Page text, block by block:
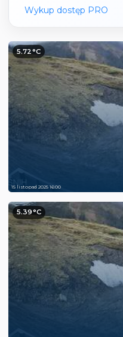
Wykup dostęp PRO
5.72°C
15 listopad 2025 16:00
5.39°C